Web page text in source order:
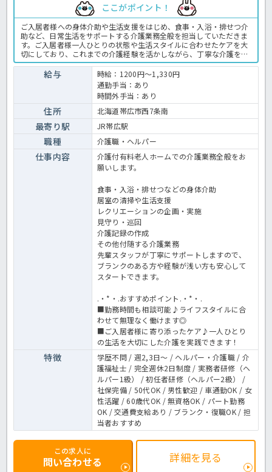
ここがポイント！
ご入居者様への身体介助や生活支援をはじめ、食事・入浴・排せつ介
助など、日常生活をサポートする介護業務全般を担当していただきま
す。ご入居者様一人ひとりの状態や生活スタイルに合わせたケアを大
切にしており、これまでの介護経験を活かしながら、丁寧な介護を実
践できる環境です。運営法人は、北海道内で介護・福祉サービスを幅
広く展開する大手グループ♪安定した法人基盤のもと、安心して長く
働きたい方にもおすすめです。施設ではスタッフ同士が連携しなが
ら、ご入居者様が安心して快適に過ごせるようサポートしています。
経験の浅い方やブランクのある方も、これまでの経験や資格を活かし
て働きたい方はぜひお気軽にお問い合わせください！有料老人ホーム
での介護業務全般です。＜介護職員 派遣 有料老人ホームの求人＞
給与
時給：1200円～1,330円
通勤手当：あり
時間外手当：あり
住所 北海道帯広市西7条南
最寄り駅 JR帯広駅
職種 介護職・ヘルパー
仕事内容
介護付有料老人ホームでの介護業務全般をお
願いします。
食事・入浴・排せつなどの身体介助
居室の清掃や生活支援
レクリエーションの企画・実施
見守り・巡回
介護記録の作成
その他付随する介護業務
先輩スタッフが丁寧にサポートしますので、
ブランクのある方や経験が浅い方も安心して
スタートできます。
.・*・.おすすめポイント.・*・.
■勤務時間も相談可能♪ライフスタイルに合
わせて無理なく働けます◎
■ご入居者様に寄り添ったケア♪一人ひとり
の生活を大切にした介護を実践できます！
特徴
学歴不問 / 週2,3日～ / ヘルパー・介護職 / 介
護福祉士 / 完全週休2日制度 / 実務者研修（ヘ
ルパー1級） / 初任者研修（ヘルパー2級） /
社保完備 / 50代OK / 男性歓迎 / 車通勤OK / 女
性活躍 / 60歳代OK / 無資格OK / パート勤務
OK / 交通費支給あり / ブランク・復職OK / 担
当者おすすめ
この求人に
問い合わせる 詳細を見る